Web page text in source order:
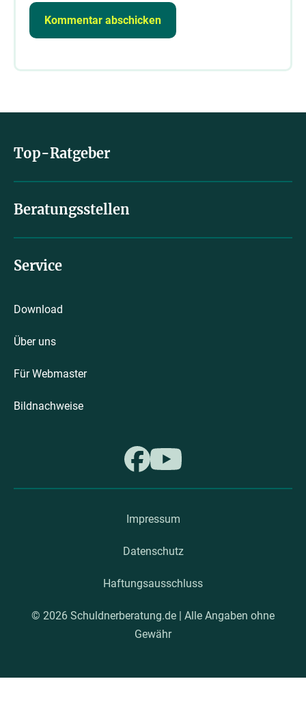
Top-Ratgeber
Beratungsstellen
Service
Download
Über uns
Für Webmaster
Bildnachweise
Impressum
Datenschutz
Haftungsausschluss
© 2026 Schuldnerberatung.de | Alle Angaben ohne
Gewähr